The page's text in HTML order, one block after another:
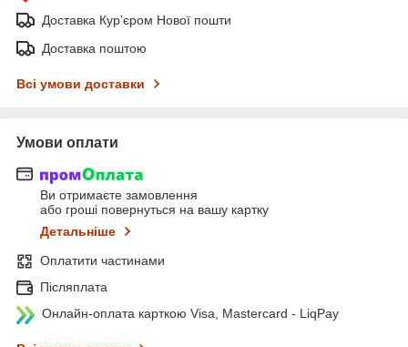
Доставка Курʼєром Нової пошти
Доставка поштою
Всі умови доставки
Умови оплати
Ви отримаєте замовлення
або гроші повернуться на вашу картку
Детальніше
Оплатити частинами
Післяплата
Онлайн-оплата карткою Visa, Mastercard - LiqPay